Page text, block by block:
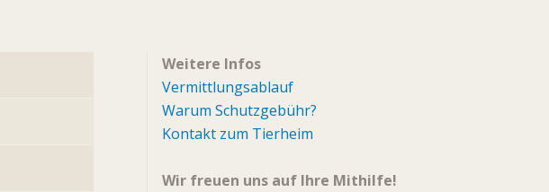
Weitere Infos
Vermittlungsablauf
Warum Schutzgebühr?
Kontakt zum Tierheim
Wir freuen uns auf Ihre Mithilfe!